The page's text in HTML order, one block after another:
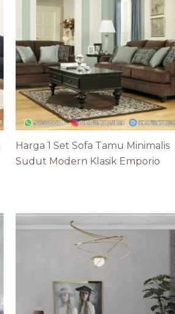
Harga 1 Set Sofa Tamu Minimalis
Sudut Modern Klasik Emporio